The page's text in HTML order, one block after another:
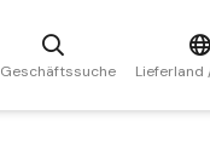
Geschäftssuche Lieferland